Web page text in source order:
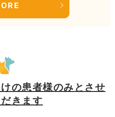
の患者様のみとさせ
きます